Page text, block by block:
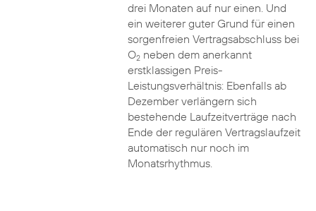
drei Monaten auf nur einen. Und
ein weiterer guter Grund für einen
sorgenfreien Vertragsabschluss bei
O2neben dem anerkannt
erstklassigen Preis-
Leistungsverhältnis: Ebenfalls ab
Dezember verlängern sich
bestehende Laufzeitverträge nach
Ende der regulären Vertragslaufzeit
automatisch nur noch im
Monatsrhythmus.